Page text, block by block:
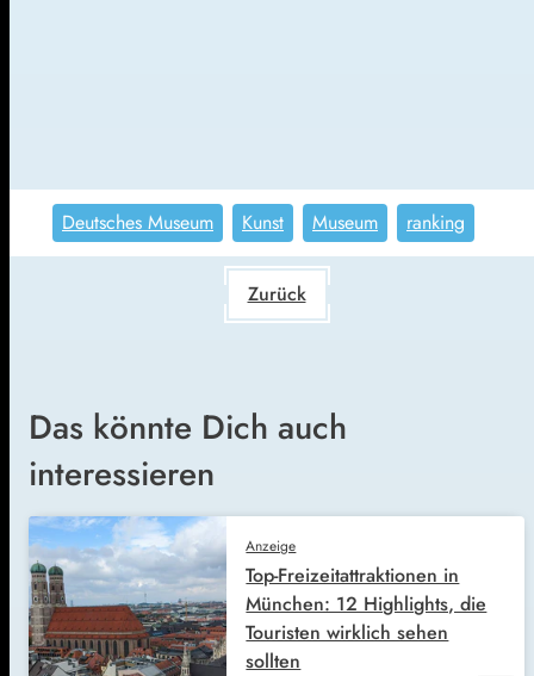
Deutsches Museum Kunst Museum ranking
Zurück
Das könnte Dich auch
interessieren
Anzeige
Top-Freizeitattraktionen in
München: 12 Highlights, die
Touristen wirklich sehen
sollten